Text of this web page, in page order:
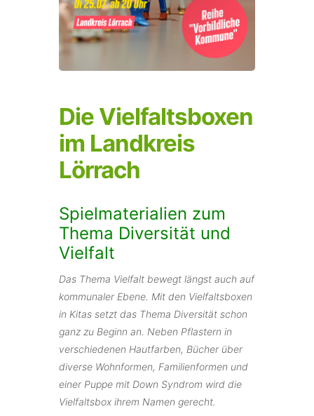
Die Vielfaltsboxen
im Landkreis
Lörrach
Spielmaterialien zum
Thema Diversität und
Vielfalt
Das Thema Vielfalt bewegt längst auch auf
kommunaler Ebene. Mit den Vielfaltsboxen
in Kitas setzt das Thema Diversität schon
ganz zu Beginn an. Neben Pflastern in
verschiedenen Hautfarben, Bücher über
diverse Wohnformen, Familienformen und
einer Puppe mit Down Syndrom wird die
Vielfaltsbox ihrem Namen gerecht.